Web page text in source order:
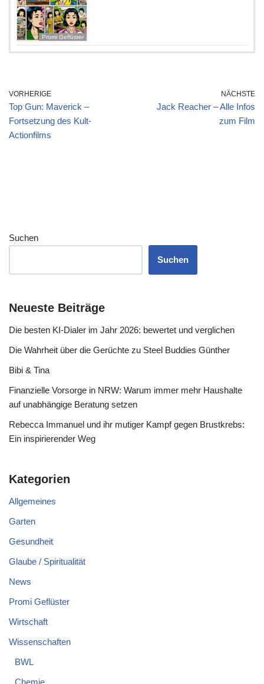
Promi Geflüster
VORHERIGE
Top Gun: Maverick –
Fortsetzung des Kult-
Actionfilms
NÄCHSTE
Jack Reacher – Alle Infos
zum Film
Suchen
Suchen
Neueste Beiträge
Die besten KI-Dialer im Jahr 2026: bewertet und verglichen
Die Wahrheit über die Gerüchte zu Steel Buddies Günther
Bibi & Tina
Finanzielle Vorsorge in NRW: Warum immer mehr Haushalte
auf unabhängige Beratung setzen
Rebecca Immanuel und ihr mutiger Kampf gegen Brustkrebs:
Ein inspirierender Weg
Kategorien
Allgemeines
Garten
Gesundheit
Glaube / Spiritualität
News
Promi Geflüster
Wirtschaft
Wissenschaften
BWL
Chemie